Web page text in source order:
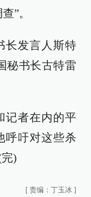
”。
长发言人斯特
秘书长古特雷
记者在内的平
呼吁对这些杀
)
[ 责编：丁玉冰 ]